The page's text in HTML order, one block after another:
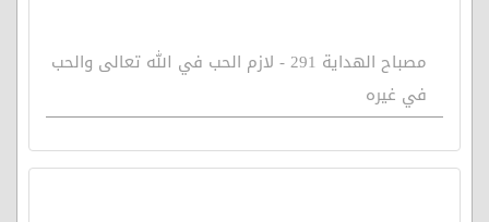
مصباح الهداية 291 - لازم الحب في الله تعالى والحب
في غيره